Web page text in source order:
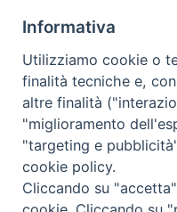
Informativa
Utilizziamo cookie o
finalità tecniche e,
altre finalità
"miglioramento
"targeting e
cookie policy.
Cliccando su